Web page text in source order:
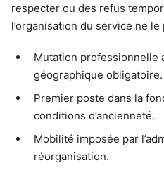
respecter ou des refus
l’organisation du service ne le
Mutation professionnelle
géographique obligatoire.
Premier poste dans la
conditions d’ancienneté.
Mobilité imposée par
réorganisation.